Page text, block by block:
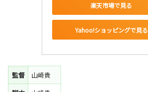
楽天市場で見る
Yahoo!ショッピングで見る
監督
山崎貴